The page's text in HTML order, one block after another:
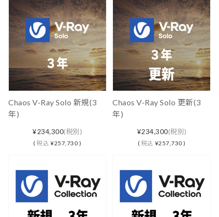
Chaos V-Ray Solo 新規(3
年)
¥234,300(税別)
(税込 ¥257,730 )
Chaos V-Ray Solo 更新(3
年)
¥234,300(税別)
( 税込 ¥257,730 )